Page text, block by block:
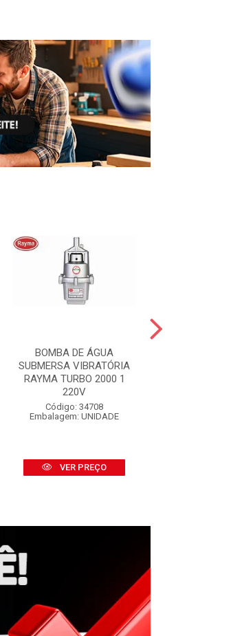
BOMBA DE ÁGUA
SUBMERSA VIBRATÓRIA
RAYMA TURBO 2000 1
220V
Código: 34708
Embalagem: UNIDADE
VER PREÇO